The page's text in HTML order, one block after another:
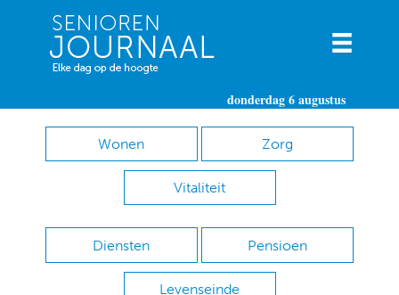
donderdag 6 augustus
Wonen Zorg
Vitaliteit
Diensten Pensioen
Levenseinde